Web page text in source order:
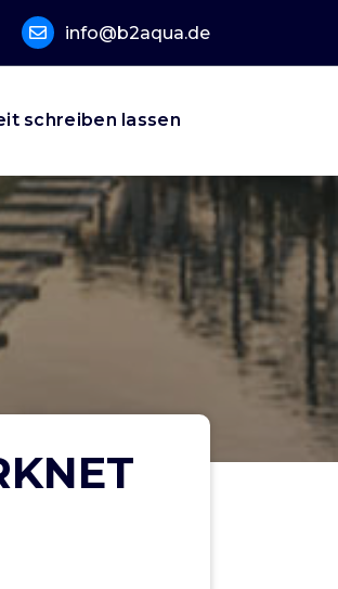
info@b2aqua.de
schreiben lassen